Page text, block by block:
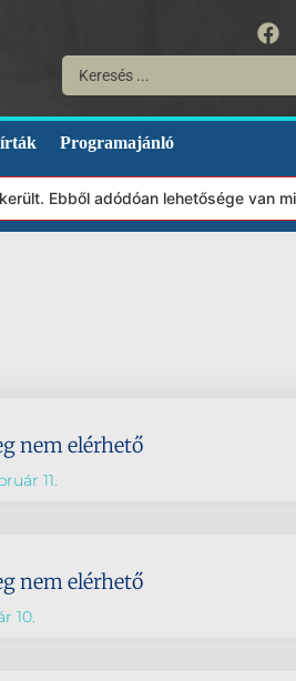
Programajánló
adódóan lehetősége
nem elérhető
11.
nem elérhető
10.